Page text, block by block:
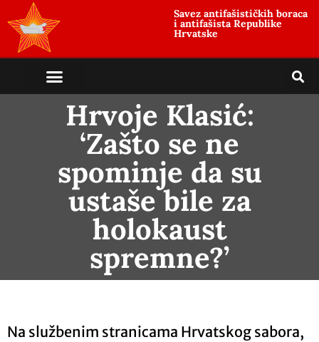
Savez antifašističkih boraca
i antifašista Republike
Hrvatske
Hrvoje Klasić:
‘Zašto se ne
spominje da su
ustaše bile za
holokaust
spremne?’
Na službenim stranicama Hrvatskog sabora,